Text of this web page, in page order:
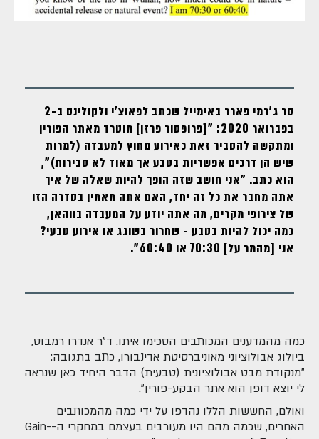
סר ג'רמי פארר באימייל שכתב לפאוצ'י ולקולינס ב-2
בפברואר 2020: "[פרופסור פרזן] מוטרד מאתר הפורין
ומתקשה להסביר זאת כאירוע מחוץ למעבדה (למרות
שיש הן דרכים אפשריות בטבע אך מאוד לא סבירות)",
הוא כתב. "אני חושב שזה הופך להיות שאלה של איך
אתה מחבר את כל זה יחד, האם אתה מאמין בסדרה הזו
של צירופי מקרים, מה אתה יודע על המעבדה בווהאן,
כמה יכול להיות בטבע - שחרור בשוגג או אירוע טבעי?
אני [מהמר על] 70:30 או 60:40".
כמה מהמדענים המכותבים הסכימו איתו. ד"ר אנדרו רמבוט,
ביולוג אבולוציוני מאוניברסיטת אדינבורו, כתב בתגובה:
"מנקודת מבט אבולוציונית (טבעית) הדבר היחיד כאן שנראה
לי יוצא דופן הוא אתר הבקע-פורין".
ואולם, החששות הללו נהדפו על ידי כמה מהמכותבים
האחרים, שכמה מהם היו מעורבים בעצמם במחקרי ה-Gain-